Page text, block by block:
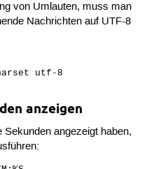
von Umlauten, muss man
Nachrichten auf UTF-8
utf-8
anzeigen
angezeigt haben,